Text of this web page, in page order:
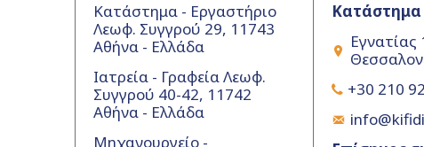
Κατάστημα - Εργαστήριο
Λεωφ. Συγγρού 29, 11743
Αθήνα - Ελλάδα
Ιατρεία - Γραφεία Λεωφ.
Συγγρού 40-42, 11742
Αθήνα - Ελλάδα
Μηχανουργείο -
Κατάστημα
Εγνατίας
+30 210